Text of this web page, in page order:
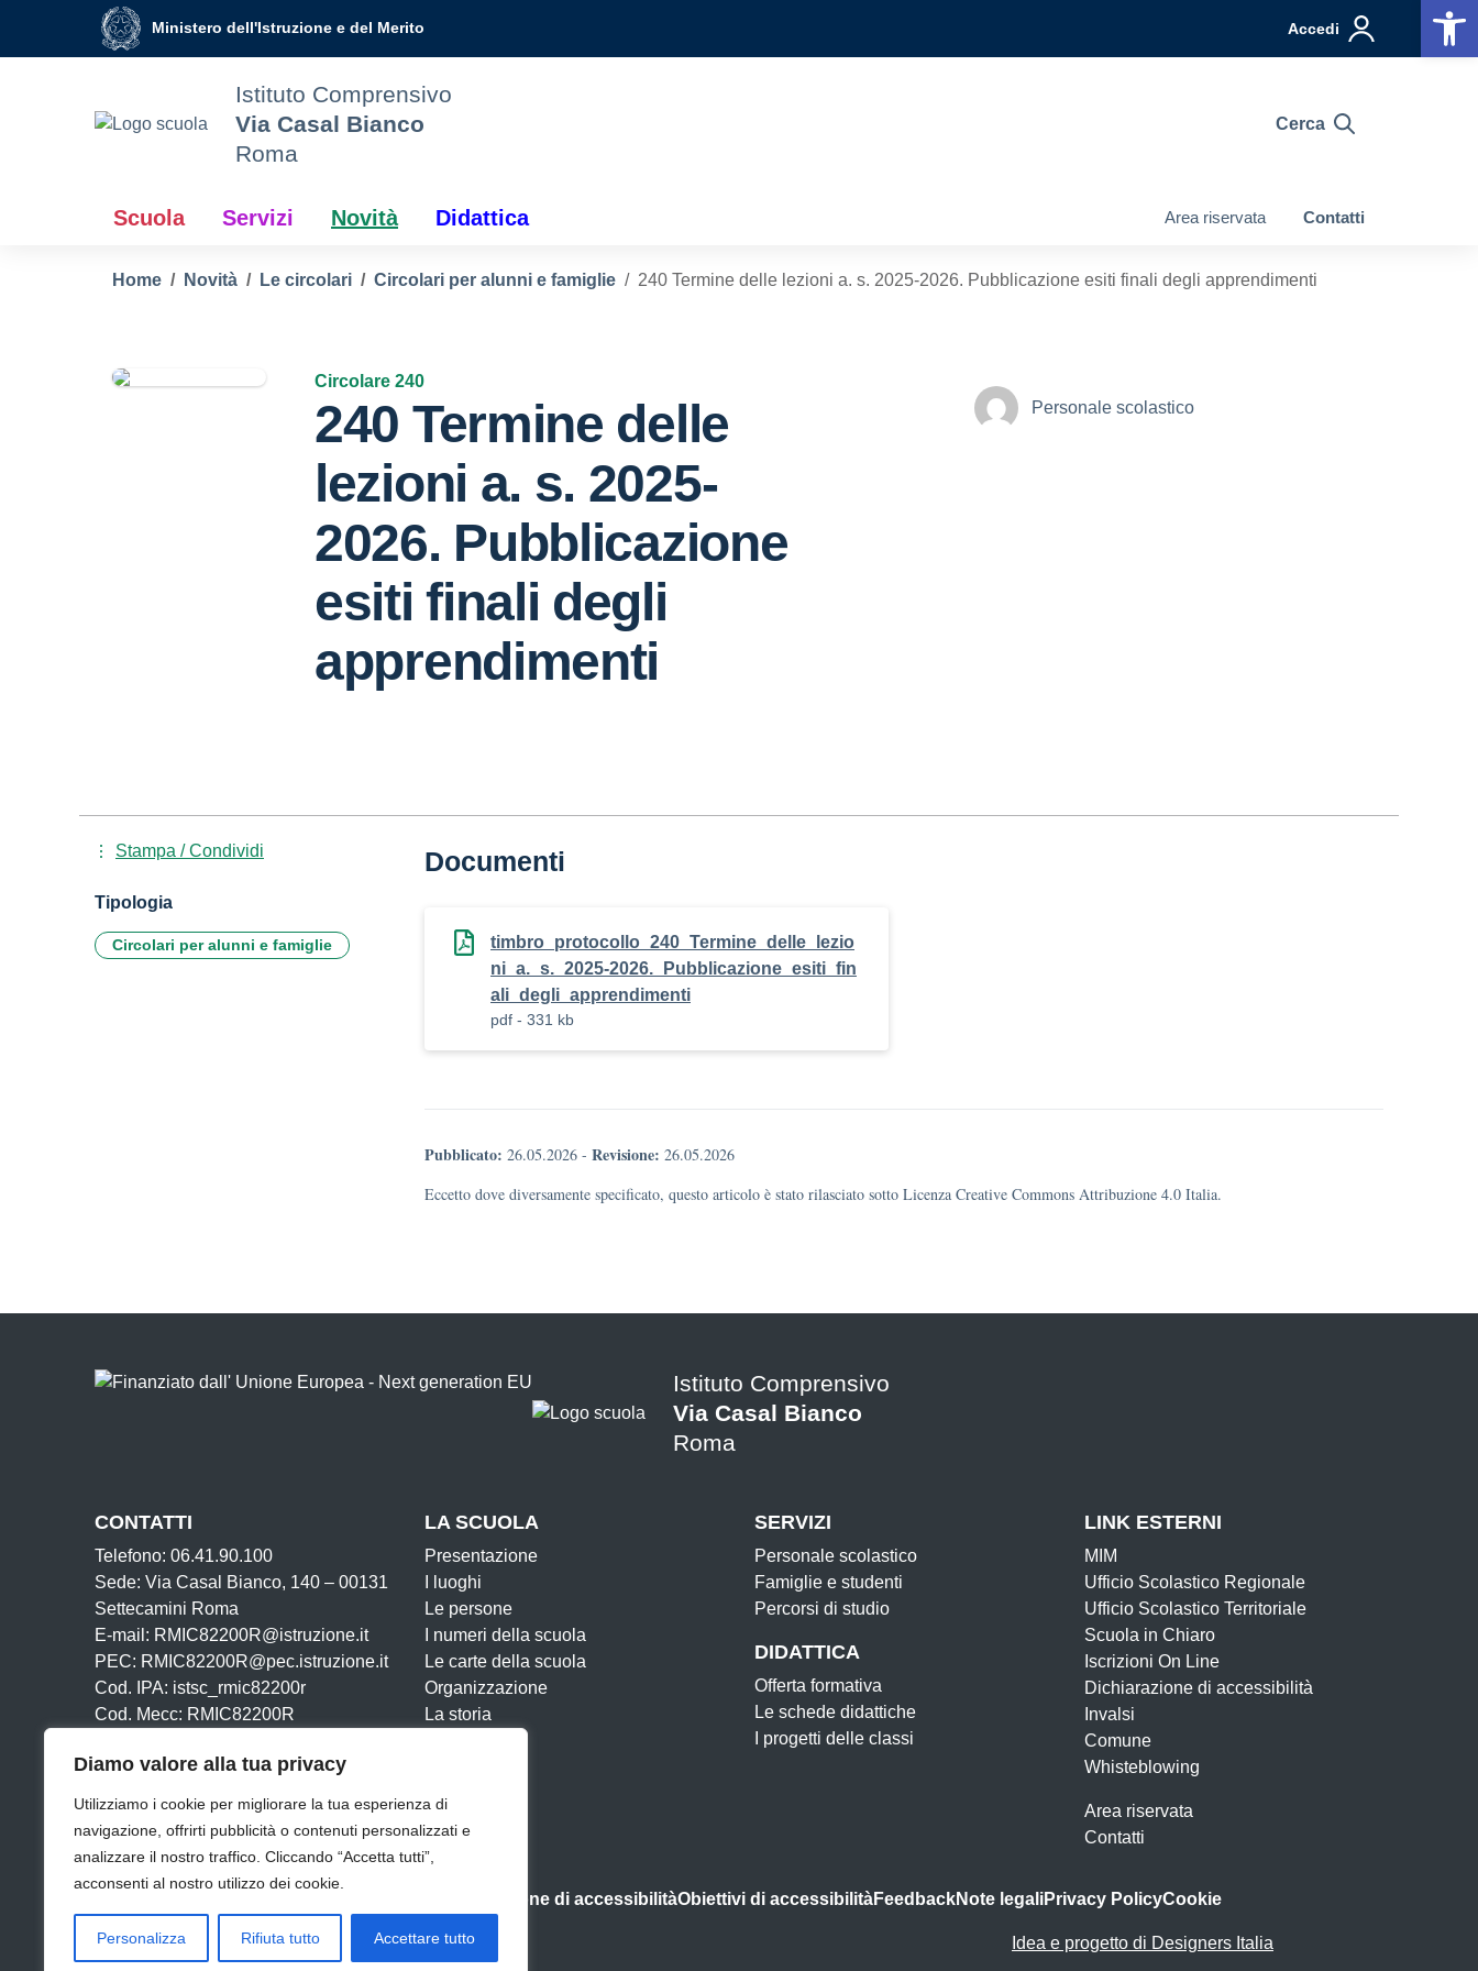
Diamo valore alla tua privacy
Utilizziamo i cookie per migliorare la tua esperienza di
navigazione, offrirti pubblicità o contenuti personalizzati e
analizzare il nostro traffico. Cliccando “Accetta tutti”,
acconsenti al nostro utilizzo dei cookie.
Personalizza Rifiuta tutto Accettare tutto
Vai ai contenuti
Vai al menu di navigazione
Ministero dell'Istruzione e del Merito Accedi
Istituto Comprensivo
Via Casal Bianco
Roma
Cerca
Scuola Servizi Novità Didattica Area riservata Contatti
Home Novità Le circolari Circolari per alunni e famiglie 240 Termine delle lezioni a. s. 2025-2026. Pubblicazione esiti finali degli apprendimenti
Circolare 240
240 Termine delle
lezioni a. s. 2025-
2026. Pubblicazione
esiti finali degli
apprendimenti
Personale scolastico
Documenti
timbro_protocollo_240_Termine_delle_lezio
ni_a._s._2025-2026._Pubblicazione_esiti_fin
ali_degli_apprendimenti
pdf - 331 kb
Pubblicato: 26.05.2026 - Revisione: 26.05.2026
Eccetto dove diversamente specificato, questo articolo è stato rilasciato sotto Licenza Creative Commons Attribuzione 4.0 Italia.
Stampa / Condividi
Tipologia
Circolari per alunni e famiglie
Istituto Comprensivo
Via Casal Bianco
Roma
CONTATTI
Telefono: 06.41.90.100
Sede: Via Casal Bianco, 140 – 00131
Settecamini Roma
E-mail: RMIC82200R@istruzione.it
PEC: RMIC82200R@pec.istruzione.it
Cod. IPA: istsc_rmic82200r
Cod. Mecc: RMIC82200R
Iban:
LA SCUOLA
Presentazione
I luoghi
Le persone
I numeri della scuola
Le carte della scuola
Organizzazione
La storia
SERVIZI
Personale scolastico
Famiglie e studenti
Percorsi di studio
DIDATTICA
Offerta formativa
Le schede didattiche
I progetti delle classi
LINK ESTERNI
MIM
Ufficio Scolastico Regionale
Ufficio Scolastico Territoriale
Scuola in Chiaro
Iscrizioni On Line
Dichiarazione di accessibilità
Invalsi
Comune
Whisteblowing
Area riservata
Contatti
Dichiarazione di accessibilitàObiettivi di accessibilitàFeedbackNote legaliPrivacy PolicyCookie
Idea e progetto di Designers Italia